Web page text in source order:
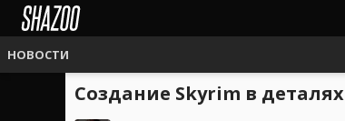
НОВОСТИ
Создание Skyrim в деталях